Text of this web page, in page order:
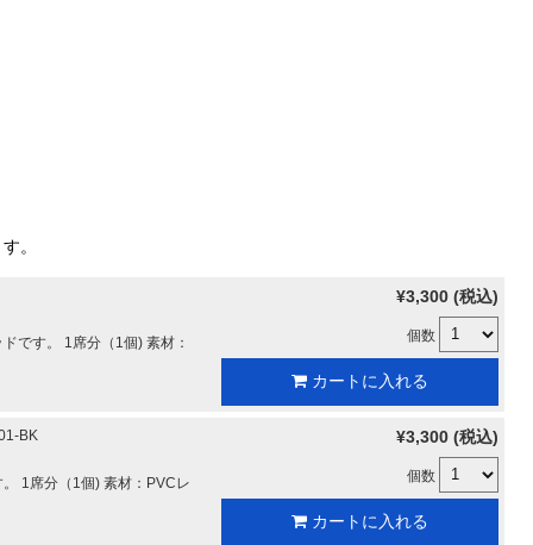
。
です。 1席分（1個) 素材：
¥3,300 (税込)
個数
カートに入れる
BK
1席分（1個) 素材：PVCレ
¥3,300 (税込)
個数
カートに入れる